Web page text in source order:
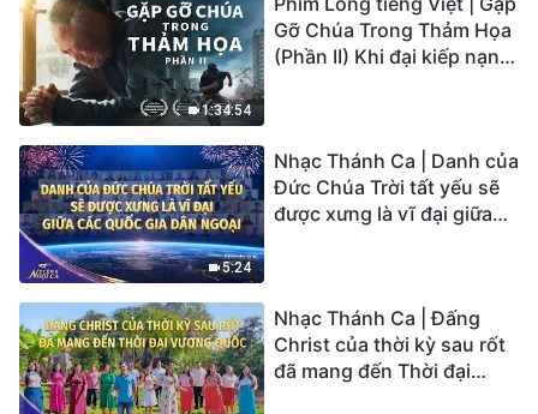
1:34:54
Gỡ Chúa Trong Thảm Họa
(Phần II) Khi đại kiếp nạn
5:24
Nhạc Thánh Ca | Danh của
Đức Chúa Trời tất yếu sẽ
được xưng là vĩ đại giữa
Nhạc Thánh Ca | Đấng
Christ của thời kỳ sau rốt
đã mang đến Thời đại